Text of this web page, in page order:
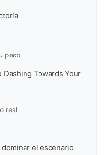
peso
Dashing Towards Your
real
dominar el escenario